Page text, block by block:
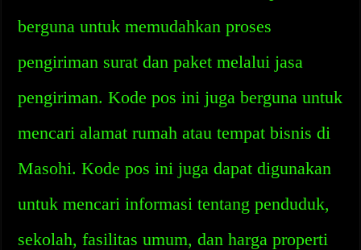
berguna untuk memudahkan proses
pengiriman surat dan paket melalui jasa
pengiriman. Kode pos ini juga berguna untuk
mencari alamat rumah atau tempat bisnis di
Masohi. Kode pos ini juga dapat digunakan
untuk mencari informasi tentang penduduk,
sekolah, fasilitas umum, dan harga properti